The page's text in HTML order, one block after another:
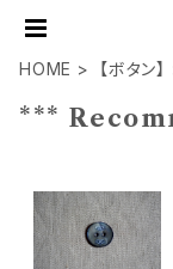
HOME
【ボタン】
***